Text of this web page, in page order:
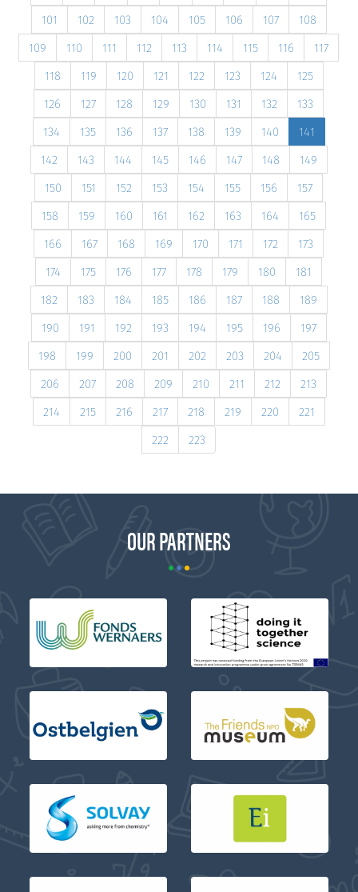
101
102 103 104 105 106 107
108
109
110 111 112 113 114 115 116
117
118
119 120 121 122 123 124
125
126
127 128 129 130 131 132
133
134
135 136 137 138 139 140
141
142
143 144 145 146 147 148
149
150
151 152 153 154 155 156
157
158
159 160 161 162 163 164
165
166
167 168 169 170 171 172
173
174
175 176 177 178 179 180
181
182
183 184 185 186 187 188
189
190
191 192 193 194 195 196
197
198
199 200 201 202 203 204
205
206
207 208 209 210 211 212
213
214
215 216 217 218 219 220
221
222
223
OUR PARTNERS